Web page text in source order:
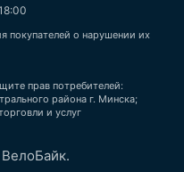
покупателей о нарушении их
прав потребителей:
района г. Минска;
и услуг